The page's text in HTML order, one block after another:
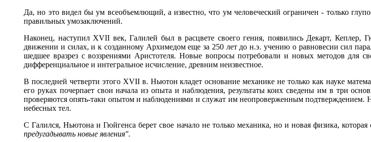
Да, но это видел бы ум всеобъемлющий, а известно, что ум человеческий ограничен - только
правильных умозаключений.
Наконец, наступил XVII век, Галилей был в расцвете своего гения, появились Декарт,
движении и силах, и к созданному Архимедом еще за 250 лет до н.э. учению о равновесии сил
шедшее вразрез с воззрениями Аристотеля. Новые вопросы потребовали и новых методов для
дифференциальное и интегральное исчисление, древним неизвестное.
В последней четверти этого XVII в. Ньютон кладет основание механике не только как науке
его руках почерпает свои начала из опыта и наблюдения, результаты коих сведены им в три
проверяются опять-таки опытом и наблюдениями и служат им неопроверженным
небесных тел.
С Галился, Ньютона и Гюйгенса берет свое начало не только механика, но и новая физика, которая
предугадывать новые явления".